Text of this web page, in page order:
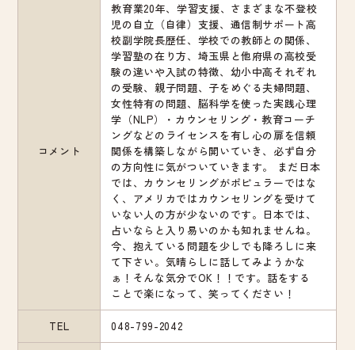
コメント
教育業20年、学習支援、さまざまな不登校
児の自立（自律）支援、通信制サポート高
校副学院長歴任、学校での教師との関係、
学習塾の在り方、埼玉県と他府県の高校受
験の違いや入試の特徴、幼小中高それぞれ
の受験、親子問題、子をめぐる夫婦問題、
女性特有の問題、脳科学を使った実践心理
学（NLP）・カウンセリング・教育コーチ
ングなどのライセンスを有し心の扉を信頼
関係を構築しながら開いていき、必ず自分
の方向性に気がついていきます。 まだ日本
では、カウンセリングがポピュラーではな
く、アメリカではカウンセリングを受けて
いない人の方が少ないのです。日本では、
占いならと入り易いのかも知れませんね。
今、抱えている問題を少しでも降ろしに来
て下さい。気晴らしに話してみようかな
ぁ！そんな気分でOK！！です。話をする
ことで楽になって、笑ってください！
TEL 048-799-2042